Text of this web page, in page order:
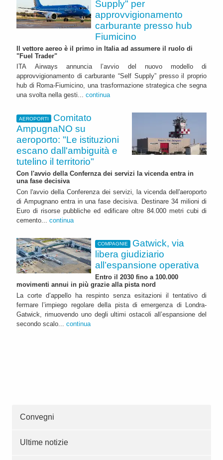
Supply" per
approvvigionamento
carburante presso hub
Fiumicino
Il vettore aereo è il primo in Italia ad assumere il ruolo di
"Fuel Trader"
ITA Airways annuncia l’avvio del nuovo modello di
approvvigionamento di carburante “Self Supply” presso il proprio
hub di Roma-Fiumicino, una trasformazione strategica che segna
una svolta nella gesti... continua
AEROPORTI
Comitato
AmpugnaNO su
aeroporto: "Le istituzioni
escano dall'ambiguità e
tutelino il territorio"
Con l'avvio della Confernza dei servizi la vicenda entra in
una fase decisiva
Con l'avvio della Conferenza dei servizi, la vicenda dell'aeroporto
di Ampugnano entra in una fase decisiva. Destinare 34 milioni di
Euro di risorse pubbliche ed edificare oltre 84.000 metri cubi di
cemento... continua
COMPAGNIE
Gatwick, via
libera giudiziario
all’espansione operativa
Entro il 2030 fino a 100.000
movimenti annui in più grazie alla pista nord
La corte d’appello ha respinto senza esitazioni il tentativo di
fermare l’impiego regolare della pista di emergenza di Londra-
Gatwick, rimuovendo uno degli ultimi ostacoli all’espansione del
secondo scalo... continua
Convegni
Ultime notizie